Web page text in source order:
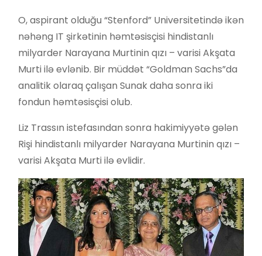
O, aspirant olduğu “Stenford” Universitetində ikən
nəhəng IT şirkətinin həmtəsisçisi hindistanlı
milyarder Narayana Murtinin qızı – varisi Akşata
Murti ilə evlənib. Bir müddət “Goldman Sachs”da
analitik olaraq çalışan Sunak daha sonra iki
fondun həmtəsisçisi olub.
Liz Trassın istefasından sonra hakimiyyətə gələn
Rişi hindistanlı milyarder Narayana Murtinin qızı –
varisi Akşata Murti ilə evlidir.